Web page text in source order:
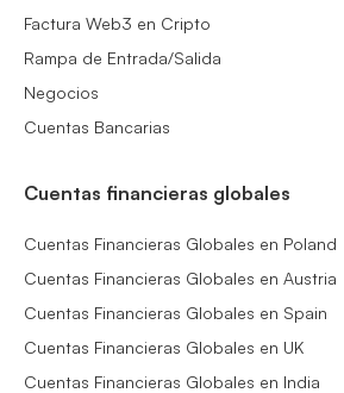
Factura Web3 en Cripto
Rampa de Entrada/Salida
Negocios
Cuentas Bancarias
Cuentas financieras globales
Cuentas Financieras Globales en Poland
Cuentas Financieras Globales en Austria
Cuentas Financieras Globales en Spain
Cuentas Financieras Globales en UK
Cuentas Financieras Globales en India